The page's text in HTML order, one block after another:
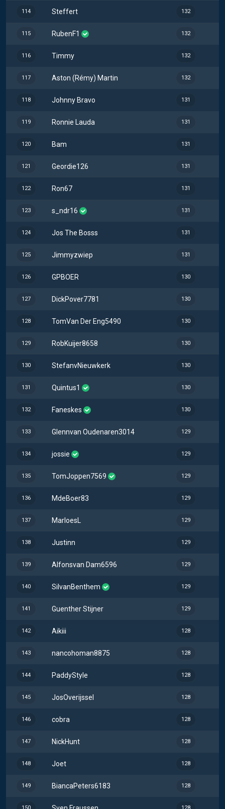
114 Steffert 132
115 RubenF1 132
116 Timmy 132
117 Aston (Rémy) Martin 132
118 Johnny Bravo 131
119 Ronnie Lauda 131
120 Bam 131
121 Geordie126 131
122 Ron67 131
123 s_ndr16 131
124 Jos The Bosss 131
125 Jimmyzwiep 131
126 GPBOER 130
127 DickPover7781 130
128 TomVan Der Eng5490 130
129 RobKuijer8658 130
130 StefanvNieuwkerk 130
131 Quintus1 130
132 Faneskes 130
133 Glennvan Oudenaren3014 129
134 jossie 129
135 TomJoppen7569 129
136 MdeBoer83 129
137 MarloesL 129
138 Justinn 129
139 Alfonsvan Dam6596 129
140 SilvanBenthem 129
141 Guenther Stijner 129
142 Aikiii 128
143 nancohoman8875 128
144 PaddyStyle 128
145 JosOverijssel 128
146 cobra 128
147 NickHunt 128
148 Joet 128
149 BiancaPeters6183 128